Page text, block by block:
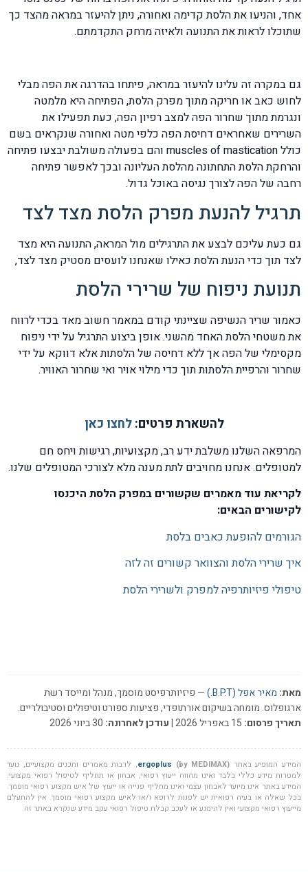
אחד, והניעו את הלסת קדימה ואחורה, ניתן להיעזר במראה מהצד כך
שתוכלו לראות את התנועה ולאיזה מרחק התקדמתם.
גם במקרה זה עלינו להיעזר במראה, פיתחו בהדרגה את הפה מבלי
לחוש כאב או חריקה מתוך מפרק הלסת, הפתיחה היא מלמטה
ונגרמת מתוך שחרור הפה למצב רפיון הפה, כעת תפעילו את
השרירים שאחראים דחיסת הפה כלפי מטה ואחורה שנקראים בשם
כולל muscles of mastication והם בפעולה משולבת יבצעו פתיחה
והרחקת הלסת התחתונה מהלסת העליונה ובכך לאפשר פתיחה
רחבה של הפה לצורך נגיסה באוכל גדול.
תרגיל להנעת מפרק הלסת מצד לצד
גם כעת עליכם לבצע את התרגילים מול המראה, התנועה היא מצד
לצד תוך כדי הנעת הלסת כאילו שאנחנו לועסים מסטיק מצד לצד,
תנועת ניפוח של שרירי הלסת
כאמור שריר הנשיפה שציינתי קודם במאמר חשוב מאד בכדי לרווח
את משטחי הלסת האחד מהשני. אופן ביצוע התרגיל על ידי ניפוח
מקסימלי של הפה אך ללא דחיסה של הלסתות אלא דווקא על ידי
שחרור והרפיית הלסתות תוך כדי מילוי אויר ואי שחרור האוויר.
להשארת פרטים:לחצו כאן
המרפאה השלנו משלבת ידע רב, מקצועיות, רגישות ויחס חם
למטופלים. אנחנו מחויבים לתת מענה מלא לצורכי המטופלים שלנו.
לקריאת עוד מאמרים שקשורים במפרק הלסת היכנסו
לקישורים הבאים:
הגורמים להופעת כאבים בלסת
איך שרירי הלסת והצוואר קשורים זה לזה
טיפולי פיזיותרפיה למפרק ולשרירי הלסת
מאת: מאיר אפל (B.P.T.)
— פיזיותרפיסט מוסמך, מנהל ומייסד רשת
ארגופלוס. מומחה בשיקום אורתופדי, פציעות ספורט וטיפולים וסטיבולריים.
תאריך פרסום:
עודכן לאחרונה:
המידע המופיע באתר ergoplus (by MEDIMAX)
, לרבות מאמרים ותכנים מקצועיים, נועד
למטרות מידע כללי בלבד ואינו מהווה ייעוץ רפואי, אבחון או תחליף לטיפול רפואי מקצועי.
המידע באתר אינו מיועד לאבחון עצמי ואינו מחליף פנייה או ייעוץ של איש מקצוע רפואי מוסמך.
בכל שאלה או בעיה רפואית יש לפנות לרופא ו/או לאיש מקצוע רפואי מוסמך. אין להתעלם
מייעוץ רפואי מקצועי ואין להימנע או לעכב קבלת טיפול רפואי עקב מידע שנקרא באתר זה.